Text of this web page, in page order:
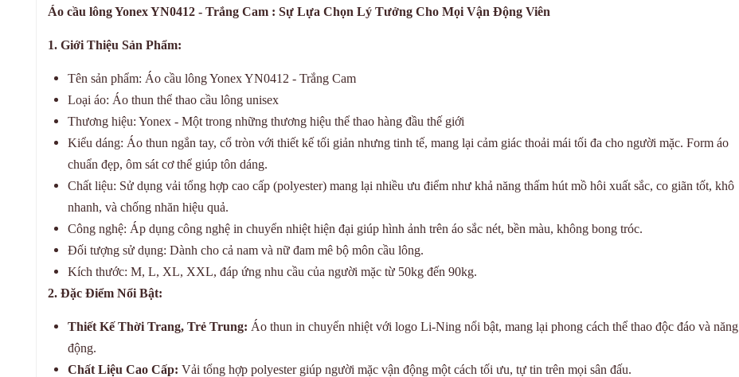
Áo cầu lông Yonex YN0412 - Trắng Cam : Sự Lựa Chọn Lý Tưởng Cho Mọi Vận Động Viên
1. Giới Thiệu Sản Phẩm:
Tên sản phẩm: Áo cầu lông Yonex YN0412 - Trắng Cam
Loại áo: Áo thun thể thao cầu lông unisex
Thương hiệu: Yonex - Một trong những thương hiệu thể thao hàng đầu thế giới
Kiểu dáng: Áo thun ngắn tay, cổ tròn với thiết kế tối giản nhưng tinh tế, mang lại cảm giác thoải mái tối đa cho người mặc. Form áo
chuẩn đẹp, ôm sát cơ thể giúp tôn dáng.
Chất liệu: Sử dụng vải tổng hợp cao cấp (polyester) mang lại nhiều ưu điểm như khả năng thấm hút mồ hôi xuất sắc, co giãn tốt, khô
nhanh, và chống nhăn hiệu quả.
Công nghệ: Áp dụng công nghệ in chuyển nhiệt hiện đại giúp hình ảnh trên áo sắc nét, bền màu, không bong tróc.
Đối tượng sử dụng: Dành cho cả nam và nữ đam mê bộ môn cầu lông.
Kích thước: M, L, XL, XXL, đáp ứng nhu cầu của người mặc từ 50kg đến 90kg.
2. Đặc Điểm Nổi Bật:
Thiết Kế Thời Trang, Trẻ Trung: Áo thun in chuyển nhiệt với logo Li-Ning nổi bật, mang lại phong cách thể thao độc đáo và năng
động.
Chất Liệu Cao Cấp: Vải tổng hợp polyester giúp người mặc vận động một cách tối ưu, tự tin trên mọi sân đấu.